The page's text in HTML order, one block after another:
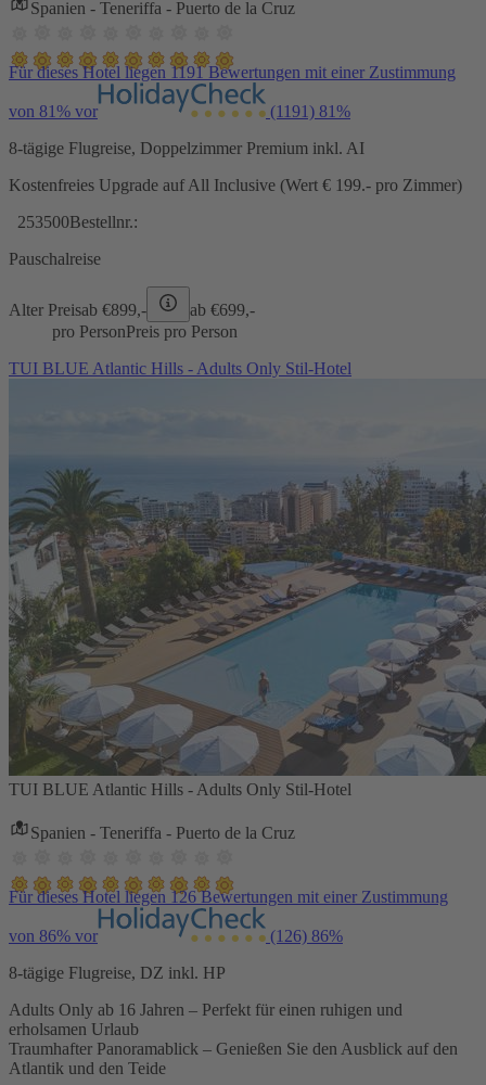
Spanien - Teneriffa - Puerto de la Cruz
Für dieses Hotel liegen 1191 Bewertungen mit einer Zustimmung
von 81% vor (1191) 81%
8-tägige Flugreise, Doppelzimmer Premium inkl. AI
Kostenfreies Upgrade auf All Inclusive (Wert € 199.- pro Zimmer)
253500Bestellnr.:
Pauschalreise
Alter Preisab €899,- ab €699,-
pro PersonPreis pro Person
TUI BLUE Atlantic Hills - Adults Only Stil-Hotel
TUI BLUE Atlantic Hills - Adults Only Stil-Hotel
Spanien - Teneriffa - Puerto de la Cruz
Für dieses Hotel liegen 126 Bewertungen mit einer Zustimmung
von 86% vor (126) 86%
8-tägige Flugreise, DZ inkl. HP
Adults Only ab 16 Jahren – Perfekt für einen ruhigen und
erholsamen Urlaub
Traumhafter Panoramablick – Genießen Sie den Ausblick auf den
Atlantik und den Teide